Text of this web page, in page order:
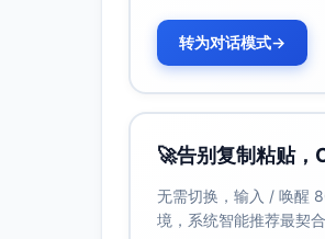
转为对话模式→
🚀告别复制粘贴，
无需切换，输入 / 唤醒
境，系统智能推荐最契